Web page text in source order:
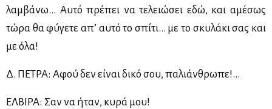
λαμ­βά­νω… Αυ­τό πρέ­πει να τε­λειώ­σει εδώ, και αμέ­σως
τώ­ρα θα φύ­γε­τε απ’ αυ­τό το σπί­τι… με το σκυ­λά­κι σας και
με όλα!
Δ. ΠΕ­ΤΡΑ: Αφού δεν εί­ναι δι­κό σου, πα­λιάν­θρω­πε!...
ΕΛ­ΒΙ­ΡΑ: Σαν να ήταν, κυ­ρά μου!